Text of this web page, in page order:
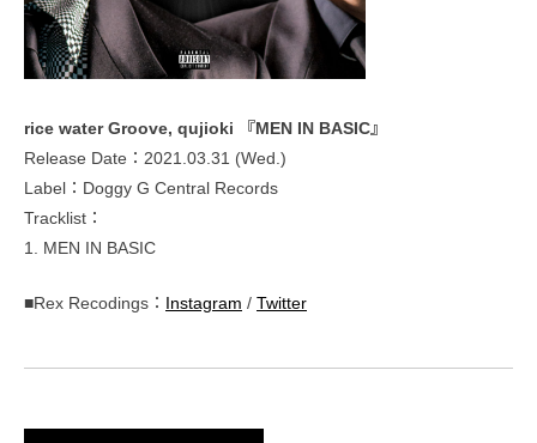
rice water Groove, qujioki 『MEN IN BASIC』
Release Date：2021.03.31 (Wed.)
Label：Doggy G Central Records
Tracklist：
1. MEN IN BASIC
■Rex Recodings： Instagram / Twitter